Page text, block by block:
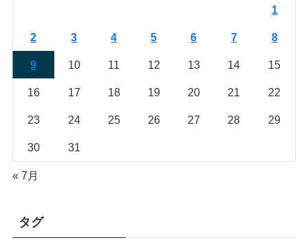
1
2 3 4 5 6 7 8
9 10 11 12 13 14 15
16 17 18 19 20 21 22
23 24 25 26 27 28 29
30 31
« 7月
タグ